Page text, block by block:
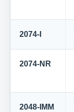
2074-I
2074-NR
2048-IMM